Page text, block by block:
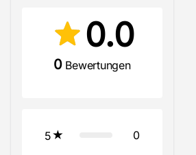
0.0
0 Bewertungen
5 0